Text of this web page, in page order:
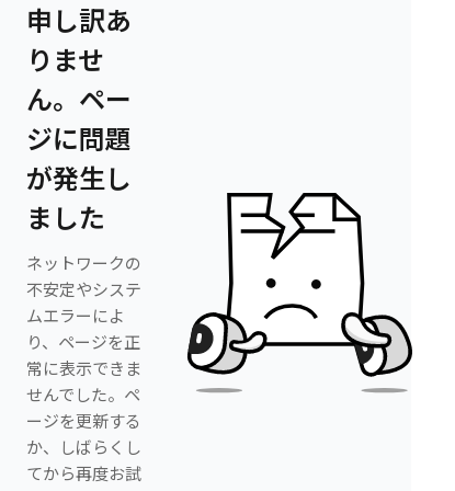
申し訳あ
りませ
ん。ペー
ジに問題
が発生し
ました
ネットワークの
不安定やシステ
ムエラーによ
り、ページを正
常に表示できま
せんでした。ペ
ージを更新する
か、しばらくし
てから再度お試